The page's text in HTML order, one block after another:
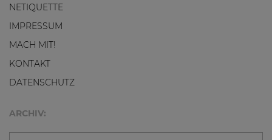
NETIQUETTE
IMPRESSUM
MACH MIT!
KONTAKT
DATENSCHUTZ
ARCHIV: